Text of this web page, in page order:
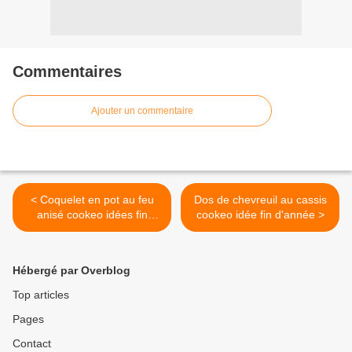
Commentaires
Ajouter un commentaire
< Coquelet en pot au feu
anisé cookeo idées fin
d'année
Dos de chevreuil au cassis
cookeo idée fin d'année >
Hébergé par Overblog
Top articles
Pages
Contact